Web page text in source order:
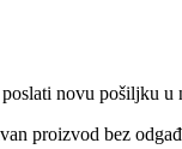
novu pošiljku u
proizvod bez